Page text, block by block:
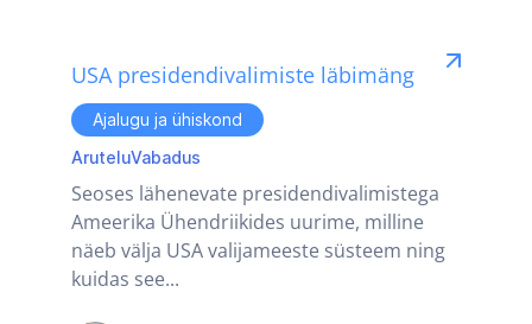
USA presidendivalimiste läbimäng
Ajalugu ja ühiskond
AruteluVabadus
Seoses lähenevate presidendivalimistega
Ameerika Ühendriikides uurime, milline
näeb välja USA valijameeste süsteem ning
kuidas see...